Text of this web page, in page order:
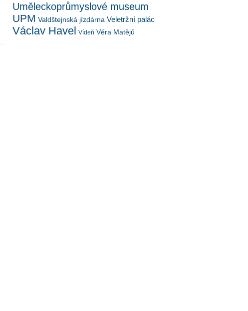
Uměleckoprůmyslové museum
UPM Valdštejnská jízdárna Veletržní palác
Václav Havel Vídeň Věra Matějů